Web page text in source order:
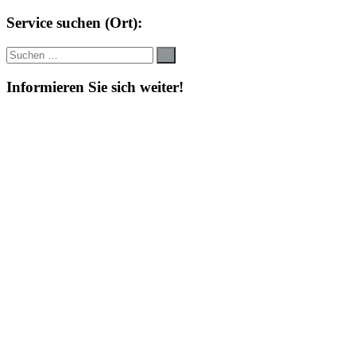
Service suchen (Ort):
Suche
nach:
Informieren Sie sich weiter!